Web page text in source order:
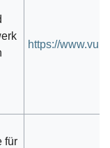
https://
für